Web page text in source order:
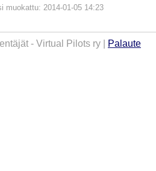
muokattu: 2014-01-05 14:23
- Virtual Pilots ry | Palaute